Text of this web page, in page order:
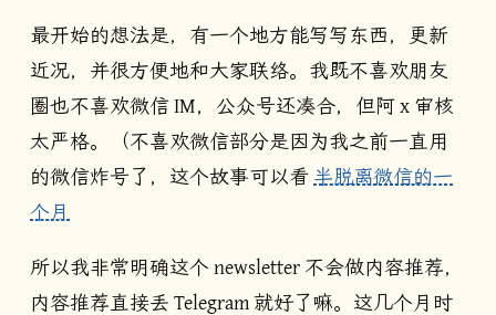
最开始的想法是，有一个地方能写写东西，更新
近况，并很方便地和大家联络。我既不喜欢朋友
圈也不喜欢微信 IM，公众号还凑合，但阿 x 审核
太严格。（不喜欢微信部分是因为我之前一直用
的微信炸号了，这个故事可以看半脱离微信的一
个月
所以我非常明确这个 newsletter 不会做内容推荐，
内容推荐直接丢 Telegram 就好了嘛。这几个月时